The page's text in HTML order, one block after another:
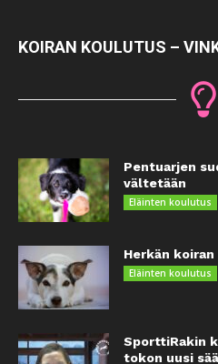
KOIRAN KOULUTUS –
Pentuarjen
vältetään
Eläinten koulutus
Herkän
Eläinten koulutus
SporttiRakin
tokon uusi